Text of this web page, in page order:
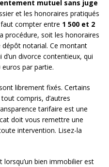
mutuel sans juge
et les honoraires pratiqués
compter entre 1 500 et 2
procédure, soit les honoraires
notarial. Ce montant
divorce contentieux, qui
par partie.
librement fixés. Certains
compris, d’autres
tarifaire est une
doit vous remettre une
intervention. Lisez-la
lorsqu’un bien immobilier est